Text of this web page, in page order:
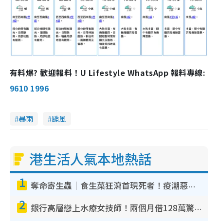
有料爆? 歡迎報料！U Lifestyle WhatsApp 報料專線:
9610 1996
暴雨 颱風
港生活人氣本地熱話
1 奪命寄生蟲｜食生菜狂瀉首現死者！疫潮惡化錄1.8萬宗病例 揭洗菜3大謬誤
2 銀行高層戀上水療女技師！兩個月借128萬驚覺「沉船」沉落火海 揭背後疑似邪教操控賣淫